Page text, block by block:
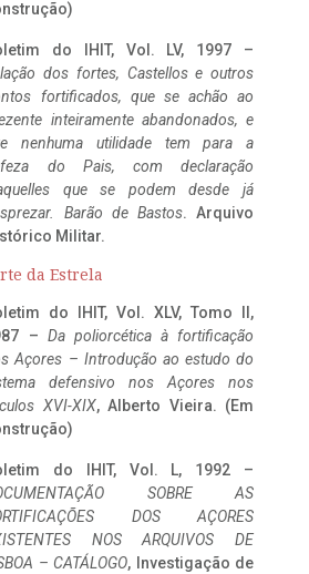
do IHIT, Vol. LV, 1997 –
dos fortes, Castellos e outros
fortificados, que se achão ao
inteiramente abandonados, e
nenhuma utilidade tem para a
do Pais, com declaração
que se podem desde já
Barão de Bastos. Arquivo
Militar.
da Estrela
do IHIT, Vol. XLV, Tomo II,
– Da poliorcética à fortificação
Açores – Introdução ao estudo do
defensivo nos Açores nos
XVI-XIX, Alberto Vieira. (Em
do IHIT, Vol. L, 1992 –
SOBRE AS
DOS AÇORES
NOS ARQUIVOS DE
– CATÁLOGO, Investigação de